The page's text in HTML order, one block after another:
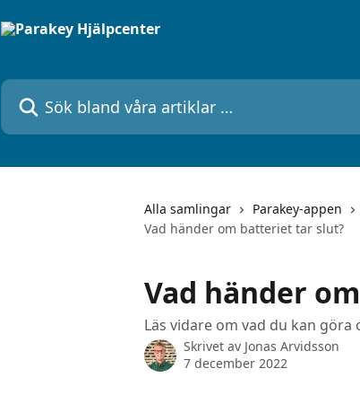
Sök bland våra artiklar …
Alla samlingar Parakey-appen
Vad händer om batteriet tar slut?
Vad händer
Läs vidare om vad du kan
Skrivet av Jonas Arvidsson
7 december 2022